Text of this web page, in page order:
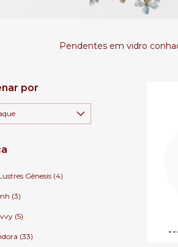
Pendentes em vidro
por
Gênesis (4)
(3)
(5)
(33)